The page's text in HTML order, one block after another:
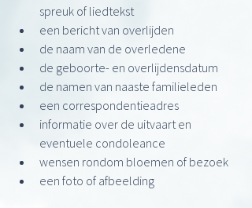
spreuk of liedtekst
een bericht van overlijden
de naam van de overledene
de geboorte- en overlijdensdatum
de namen van naaste familieleden
een correspondentieadres
informatie over de uitvaart en
eventuele condoleance
wensen rondom bloemen of bezoek
een foto of afbeelding